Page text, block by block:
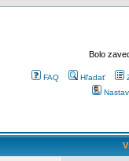
Bolo
FAQ Hľadať